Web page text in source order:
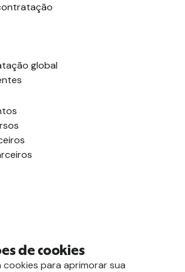
global
de cookies
cookies para aprimorar sua